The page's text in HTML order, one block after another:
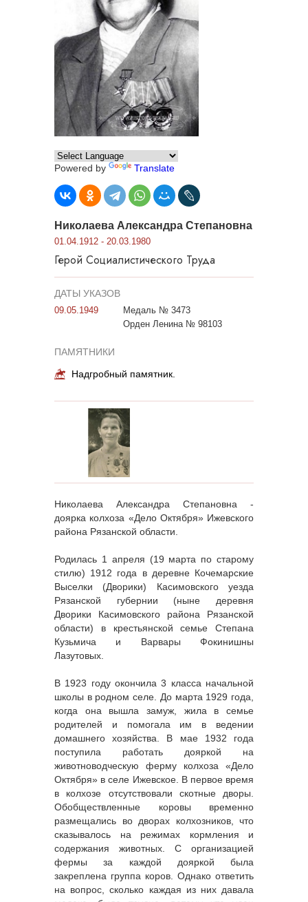
Powered by Translate
Николаева Александра Степановна
01.04.1912 - 20.03.1980
Герой Социалистического Труда
ДАТЫ УКАЗОВ
09.05.1949
Медаль № 3473
Орден Ленина № 98103
ПАМЯТНИКИ
Надгробный памятник.
Николаева Александра Степановна -
доярка колхоза «Дело Октября» Ижевского
района Рязанской области.
Родилась 1 апреля (19 марта по старому
стилю) 1912 года в деревне Кочемарские
Выселки (Дворики) Касимовского уезда
Рязанской губернии (ныне деревня
Дворики Касимовского района Рязанской
области) в крестьянской семье Степана
Кузьмича и Варвары Фокинишны
Лазутовых.
В 1923 году окончила 3 класса начальной
школы в родном селе. До марта 1929 года,
когда она вышла замуж, жила в семье
родителей и помогала им в ведении
домашнего хозяйства. В мае 1932 года
поступила работать дояркой на
животноводческую ферму колхоза «Дело
Октября» в селе Ижевское. В первое время
в колхозе отсутствовали скотные дворы.
Обобществленные коровы временно
размещались во дворах колхозников, что
сказывалось на режимах кормления и
содержания животных. С организацией
фермы за каждой дояркой была
закреплена группа коров. Однако ответить
на вопрос, сколько каждая из них давала